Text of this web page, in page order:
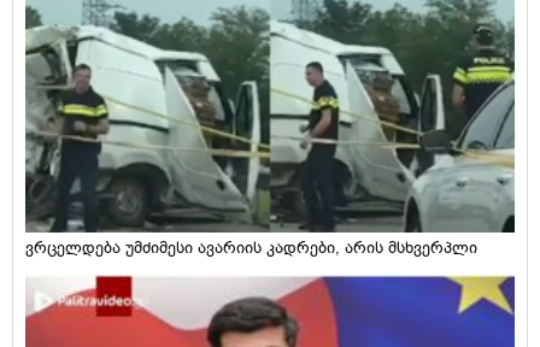
ვრცელდება უმძიმესი ავარიის კადრები, არის მსხვერპლი